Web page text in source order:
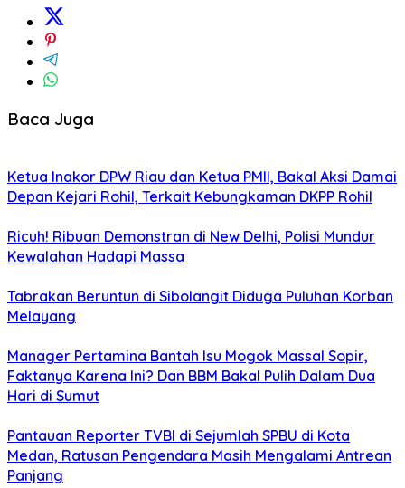
Baca Juga
Ketua Inakor DPW Riau dan Ketua PMII, Bakal Aksi Damai
Depan Kejari Rohil, Terkait Kebungkaman DKPP Rohil
Ricuh! Ribuan Demonstran di New Delhi, Polisi Mundur
Kewalahan Hadapi Massa
Tabrakan Beruntun di Sibolangit Diduga Puluhan Korban
Melayang
Manager Pertamina Bantah Isu Mogok Massal Sopir,
Faktanya Karena Ini? Dan BBM Bakal Pulih Dalam Dua
Hari di Sumut
Pantauan Reporter TVBI di Sejumlah SPBU di Kota
Medan, Ratusan Pengendara Masih Mengalami Antrean
Panjang